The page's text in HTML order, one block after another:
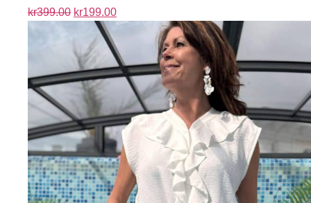
kr399.00 kr199.00